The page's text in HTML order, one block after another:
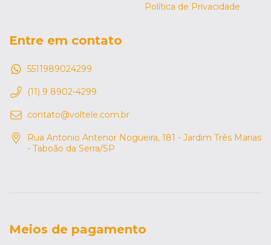
Política de Privacidade
Entre em contato
5511989024299
(11) 9 8902-4299
contato@voltele.com.br
Rua Antonio Antenor Nogueira, 181 - Jardim Três Marias
- Taboão da Serra/SP
Meios de pagamento